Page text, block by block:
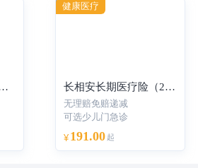
寿险（分红型）-年交 长相安长期医疗险（20年保证续保）—个人版
无理赔免赔递减
可选少儿门急诊
¥ 191.00 起
健康医疗